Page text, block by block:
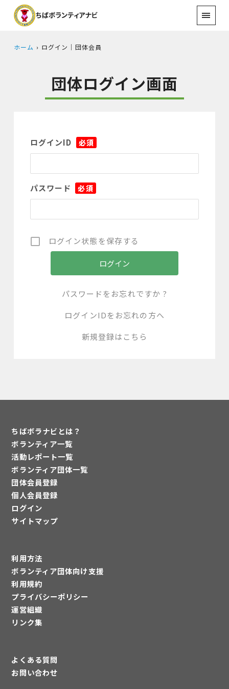
ホーム ログイン｜団体会員
団体ログイン画面
ログインID
パスワード
ログイン状態を保存する
パスワードをお忘れですか ?
ログインIDをお忘れの方へ
新規登録はこちら
ちばボラナビとは？
ボランティア一覧
活動レポート一覧
ボランティア団体一覧
団体会員登録
個人会員登録
ログイン
サイトマップ
利用方法
ボランティア団体向け支援
利用規約
プライバシーポリシー
運営組織
リンク集
よくある質問
お問い合わせ